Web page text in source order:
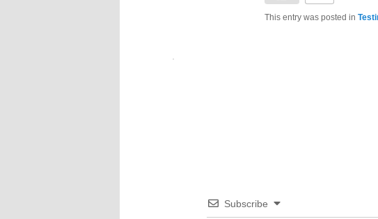
This entry was posted in
Subscribe